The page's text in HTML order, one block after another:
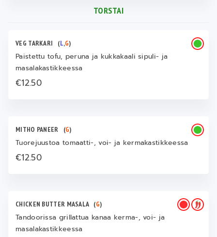
TORSTAI
VEG TARKARI (L,G)
Paistettu tofu, peruna ja kukkakaali sipuli- ja
masalakastikkeessa
€12.50
MITHO PANEER (G)
Tuorejuustoa tomaatti-, voi- ja kermakastikkeessa
€12.50
CHICKEN BUTTER MASALA (G)
Tandoorissa grillattua kanaa kerma-, voi- ja
masalakastikkeessa